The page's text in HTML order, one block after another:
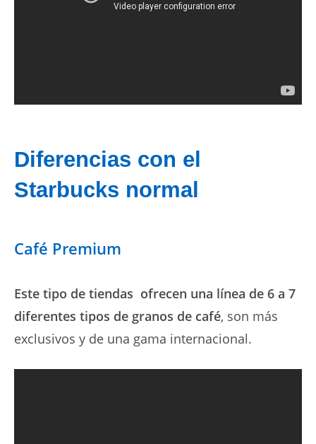
Diferencias con el
Starbucks normal
Café Premium
Este tipo de tiendas ofrecen una línea de 6 a 7
diferentes tipos de granos de café, son más
exclusivos y de una gama internacional.